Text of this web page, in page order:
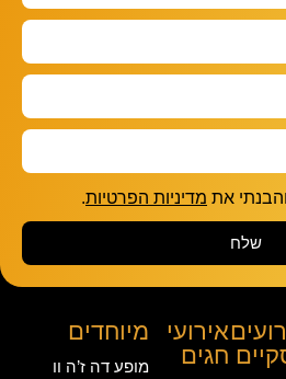
את מדיניות הפרטיות.
שלח
אירועי
חגים
מיוחדים
מופע דה ז’ה וו